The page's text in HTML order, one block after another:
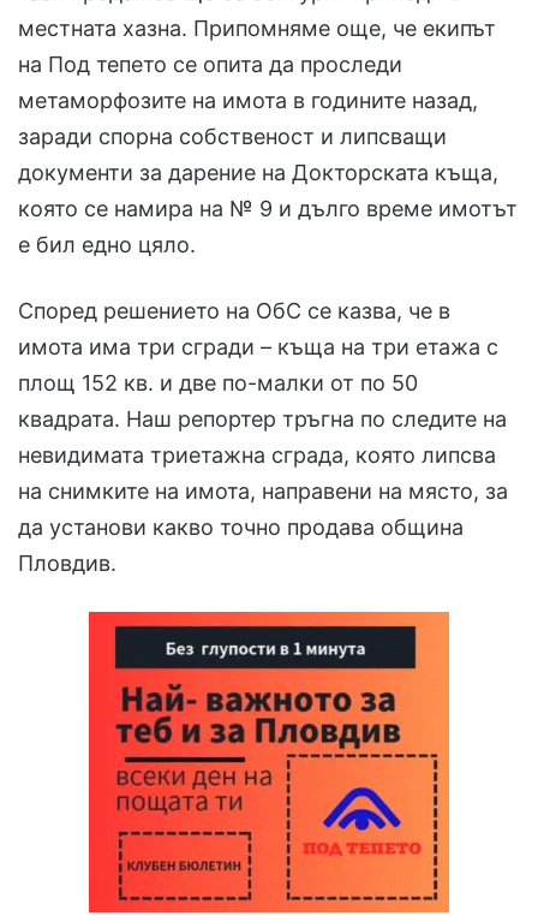
местната хазна. Припомняме още, че екипът
на Под тепето се опита да проследи
метаморфозите на имота в годините назад,
заради спорна собственост и липсващи
документи за дарение на Докторската къща,
която се намира на № 9 и дълго време имотът
е бил едно цяло.
Според решението на ОбС се казва, че в
имота има три сгради – къща на три етажа с
площ 152 кв. и две по-малки от по 50
квадрата. Наш репортер тръгна по следите на
невидимата триетажна сграда, която липсва
на снимките на имота, направени на място, за
да установи какво точно продава община
Пловдив.